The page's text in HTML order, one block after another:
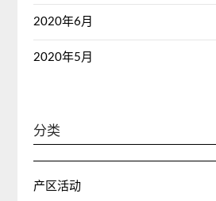
2020年6月
2020年5月
分类
产区活动